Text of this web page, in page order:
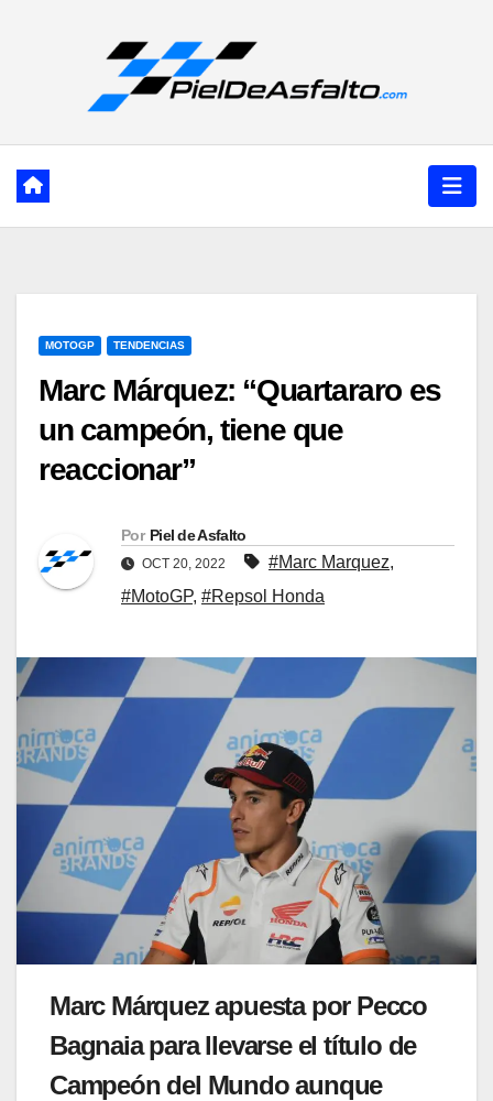
MOTOGP TENDENCIAS
Marc Márquez: “Quartararo es
un campeón, tiene que
reaccionar”
Por Piel de Asfalto
OCT 20, 2022 #Marc Marquez,
#MotoGP, #Repsol Honda
Marc Márquez apuesta por Pecco
Bagnaia para llevarse el título de
Campeón del Mundo aunque